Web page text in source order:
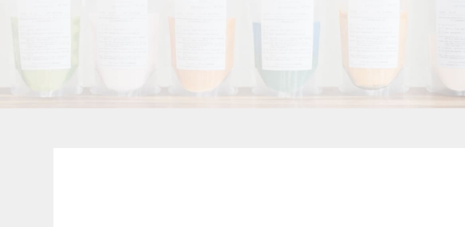
ガレージ＆ウォール